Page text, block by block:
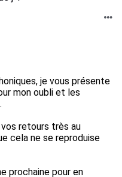
je vous présente
mon oubli et les
retours très au
cela ne se reproduise
prochaine pour en